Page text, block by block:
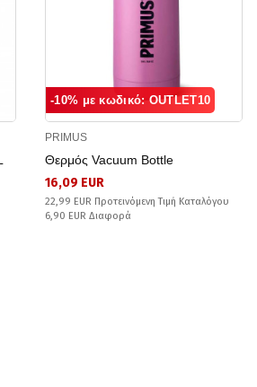
-10% με κωδικό: OUTLET10
PRIMUS
Θερμός Vacuum Bottle
16,09 EUR
22,99 EUR Προτεινόμενη Τιμή Καταλόγου
6,90 EUR Διαφορά